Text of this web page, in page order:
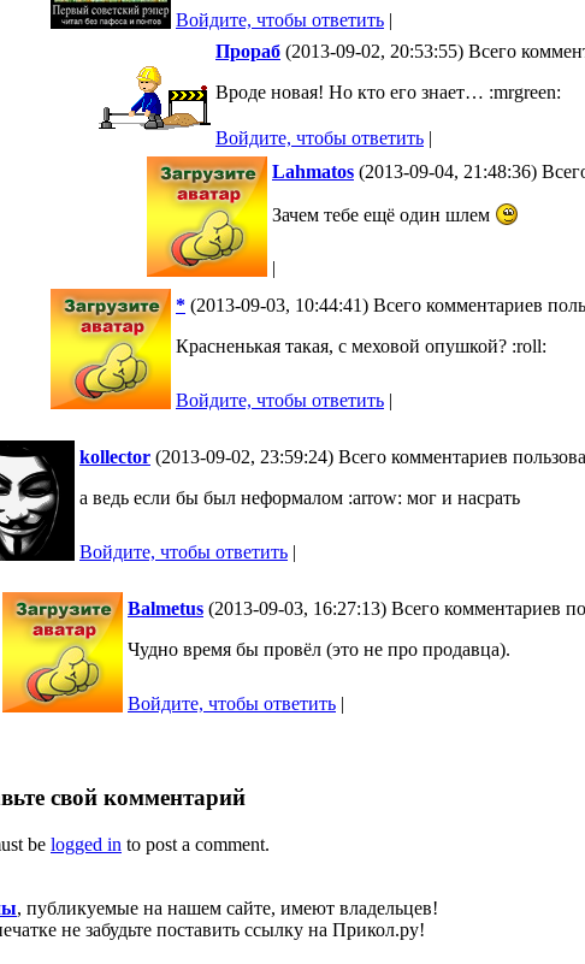
Войдите, чтобы ответить |
Прораб (2013-09-02, 20:53:55) Всего
Вроде новая! Но кто его знает… :mrgreen:
Войдите, чтобы ответить |
Lahmatos (2013-09-04, 21:48:36)
Зачем тебе ещё один шлем
|
* (2013-09-03, 10:44:41) Всего комментариев
Красненькая такая, с меховой опушкой? :roll:
Войдите, чтобы ответить |
kollector (2013-09-02, 23:59:24) Всего комментариев
а ведь если бы был неформалом :arrow: мог и насрать
Войдите, чтобы ответить |
Balmetus (2013-09-03, 16:27:13) Всего комментариев
Чудно время бы провёл (это не про продавца).
Войдите, чтобы ответить |
свой комментарий
be logged in to post a comment.
, публикуемые на нашем сайте, имеют владельцев!
не забудьте поставить ссылку на Прикол.ру!